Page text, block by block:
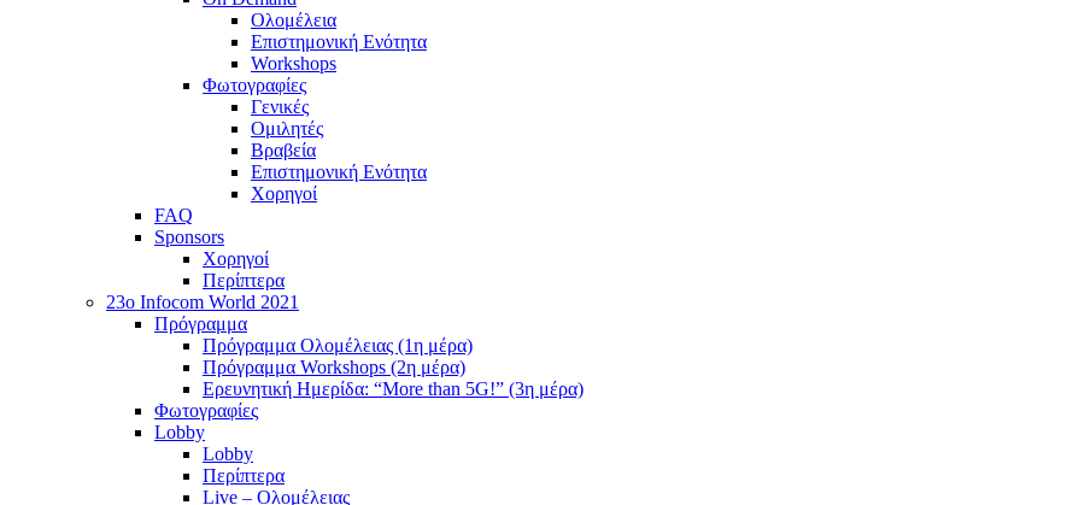
Ολομέλεια
Επιστημονική Ενότητα
Workshops
Φωτογραφίες
Γενικές
Ομιλητές
Βραβεία
Επιστημονική Ενότητα
Χορηγοί
FAQ
Sponsors
Χορηγοί
Περίπτερα
23o Infocom World 2021
Πρόγραμμα
Πρόγραμμα Ολομέλειας (1η μέρα)
Πρόγραμμα Workshops (2η μέρα)
Ερευνητική Ημερίδα: “More than 5G!” (3η μέρα)
Φωτογραφίες
Lobby
Lobby
Περίπτερα
Live – Ολομέλειας